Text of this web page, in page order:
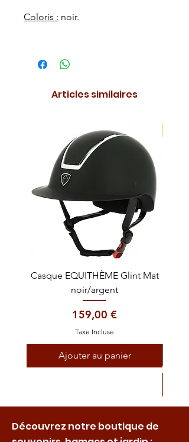
Coloris : noir.
Articles similaires
Casque EQUITHÈME Glint Mat
noir/argent
Prix
159,00 €
Taxe Incluse
Ajouter au panier
Découvrez notre boutique de